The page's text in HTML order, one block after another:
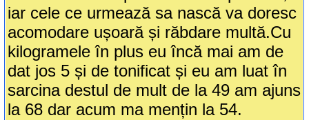
iar cele ce urmează sa nască va doresc
acomodare ușoară și răbdare multă.Cu
kilogramele în plus eu încă mai am de
dat jos 5 și de tonificat și eu am luat în
sarcina destul de mult de la 49 am ajuns
la 68 dar acum ma mențin la 54.